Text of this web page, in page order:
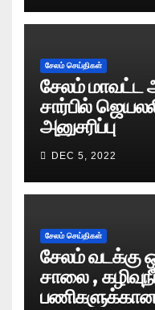
சேலம் செய்திகள்
சேலம் மாவட்ட
சார்பில்
அனுசரிப்பு
DEC 5, 2022
சேலம் செய்திகள்
சேலம் வடக்கு
சாலை ,
பணிகளுக்கான